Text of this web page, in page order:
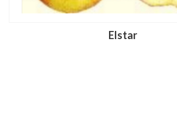
Elstar